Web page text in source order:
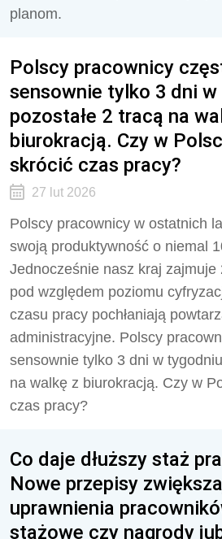
planom.
Polscy pracownicy
sensownie tylko 3 dni
pozostałe 2 tracą na
biurokracją. Czy w
skrócić czas pracy?
27 lut 2026
Polscy pracownicy w ostatnich
swoją produktywność o niemal
Jednocześnie nasz kraj zajmuje
pod względem poziomu
czasu pracy pochłaniają
administracyjne. Polscy
sensownie tylko 3 dni w
na walkę z biurokracją. Czy w
czas pracy?
Co daje dłuższy staż
Nowe przepisy
uprawnienia
stażowe czy nagrody